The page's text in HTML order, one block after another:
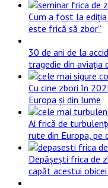
Cum a fost la
este frică să zbor”
30 de ani de la
tragedie din aviația
Cu cine zbori în
Europa și din lume
Ai frică de
rute din Europa, pe
Depășești frica de
capăt acestui